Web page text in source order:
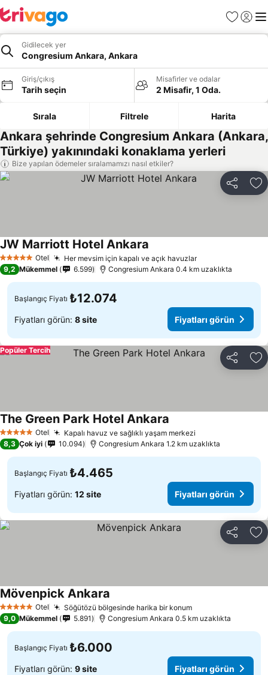
Favoriler
Giriş
Gidilecek yer
Congresium Ankara, Ankara
Giriş/çıkış
Tarih seçin
Misafirler ve odalar
2 Misafir, 1 Oda.
Sırala Filtrele Harita
Ankara şehrinde Congresium Ankara (Ankara,
Türkiye) yakınındaki konaklama yerleri
Bize yapılan ödemeler sıralamamızı nasıl etkiler?
Paylaş
5 Yıldız Otel Her mevsim için kapalı ve açık havuzlar
JW Marriott Hotel Ankara
9,2 Mükemmel 6.599 Congresium Ankara 0.4 km uzaklıkta
Başlangıç Fiyatı ₺12.074
Fiyatları görün: 8 site Fiyatları görün
Paylaş
Popüler Tercih
5 Yıldız Otel Kapalı havuz ve sağlıklı yaşam merkezi
The Green Park Hotel Ankara
8,3 Çok iyi 10.094 Congresium Ankara 1.2 km uzaklıkta
Başlangıç Fiyatı ₺4.465
Fiyatları görün: 12 site Fiyatları görün
Paylaş
5 Yıldız Otel Söğütözü bölgesinde harika bir konum
Mövenpick Ankara
9,0 Mükemmel 5.891 Congresium Ankara 0.5 km uzaklıkta
Başlangıç Fiyatı ₺6.000
Fiyatları görün: 9 site Fiyatları görün